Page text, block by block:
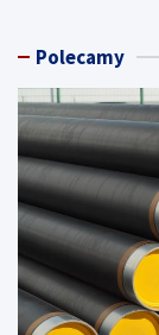
Polecamy